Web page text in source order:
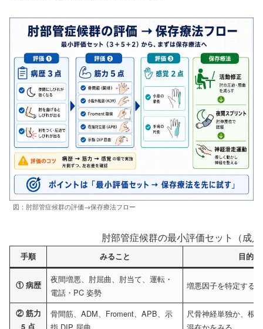
図：肘部管症候群の評価→保存療法フロー
肘部管症候群の最小評価セット（成
手順 みること 目的
① 病歴
夜間増悪、肘屈曲、肘当て、運転・
電話・PC 姿勢
増悪因子を特定する
② 筋力
5 点
骨間筋、ADM、Froment、APB、示
尺骨神経単独か、根